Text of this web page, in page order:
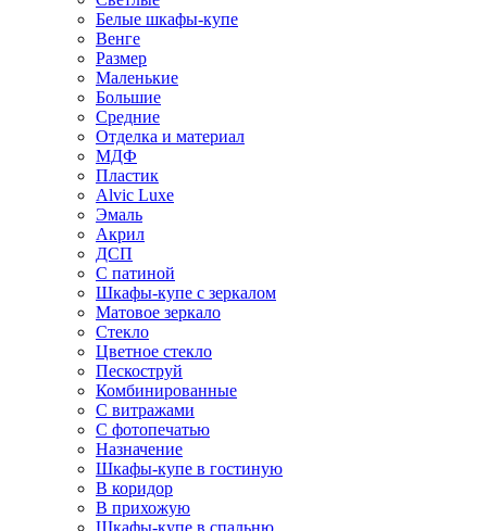
Белые шкафы-купе
Венге
Размер
Маленькие
Большие
Средние
Отделка и материал
МДФ
Пластик
Alvic Luxe
Эмаль
Акрил
ДСП
С патиной
Шкафы-купе с зеркалом
Матовое зеркало
Стекло
Цветное стекло
Пескоструй
Комбинированные
С витражами
С фотопечатью
Назначение
Шкафы-купе в гостиную
В коридор
В прихожую
Шкафы-купе в спальню